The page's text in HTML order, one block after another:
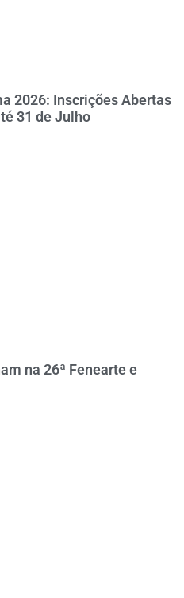
2026: Inscrições Abertas
31 de Julho
na 26ª Fenearte e